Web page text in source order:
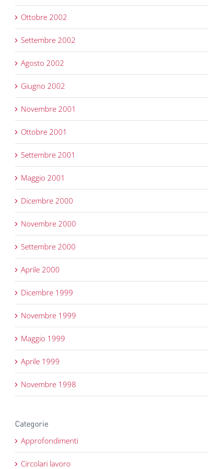
Ottobre 2002
Settembre 2002
Agosto 2002
Giugno 2002
Novembre 2001
Ottobre 2001
Settembre 2001
Maggio 2001
Dicembre 2000
Novembre 2000
Settembre 2000
Aprile 2000
Dicembre 1999
Novembre 1999
Maggio 1999
Aprile 1999
Novembre 1998
Categorie
Approfondimenti
Circolari lavoro